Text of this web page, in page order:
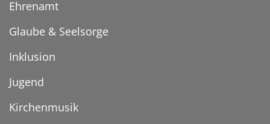
Ehrenamt
Glaube & Seelsorge
Inklusion
Jugend
Kirchenmusik